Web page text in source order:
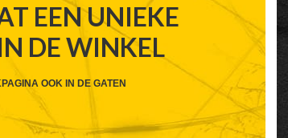
EEN UNIEKE
DE WINKEL
OOK IN DE GATEN